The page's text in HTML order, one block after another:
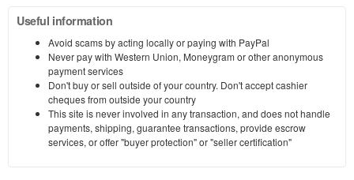
Useful information
Avoid scams by acting locally or paying with PayPal
Never pay with Western Union, Moneygram or other anonymous
payment services
Don't buy or sell outside of your country. Don't accept cashier
cheques from outside your country
This site is never involved in any transaction, and does not handle
payments, shipping, guarantee transactions, provide escrow
services, or offer "buyer protection" or "seller certification"